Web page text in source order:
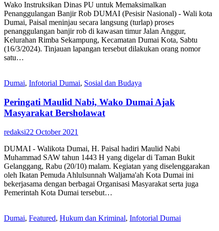
Wako Instruksikan Dinas PU untuk Memaksimalkan
Penanggulangan Banjir Rob DUMAI (Pesisir Nasional) - Wali kota
Dumai, Paisal meninjau secara langsung (turlap) proses
penanggulangan banjir rob di kawasan timur Jalan Anggur,
Kelurahan Rimba Sekampung, Kecamatan Dumai Kota, Sabtu
(16/3/2024). Tinjauan lapangan tersebut dilakukan orang nomor
satu…
Dumai, Infotorial Dumai, Sosial dan Budaya
Peringati Maulid Nabi, Wako Dumai Ajak
Masyarakat Bersholawat
redaksi22 October 2021
DUMAI - Walikota Dumai, H. Paisal hadiri Maulid Nabi
Muhammad SAW tahun 1443 H yang digelar di Taman Bukit
Gelanggang, Rabu (20/10) malam. Kegiatan yang diselenggarakan
oleh Ikatan Pemuda Ahlulsunnah Waljama'ah Kota Dumai ini
bekerjasama dengan berbagai Organisasi Masyarakat serta juga
Pemerintah Kota Dumai tersebut…
Dumai, Featured, Hukum dan Kriminal, Infotorial Dumai